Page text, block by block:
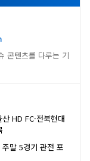
콘텐츠를 다루는 기
HD FC·전북현대
말 5경기 관전 포